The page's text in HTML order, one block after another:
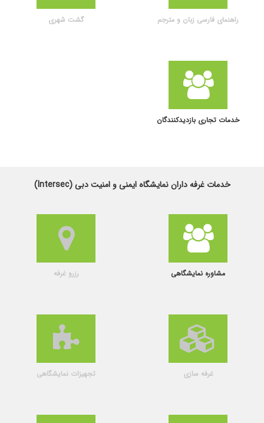
راهنمای فارسی زبان و مترجم گشت شهری
خدمات تجاری بازدیدکنندگان
خدمات غرفه داران نمایشگاه ایمنی و امنیت دبی (Intersec)
مشاوره نمایشگاهی رزرو غرفه
غرفه سازی تجهیزات نمایشگاهی